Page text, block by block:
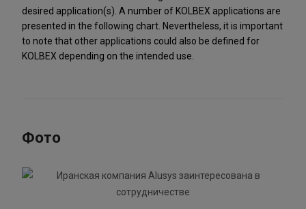
desired application(s). A number of KOLBEX applications are
presented in the following chart. Nevertheless, it is important
to note that other applications could also be defined for
KOLBEX depending on the intended use.
Фото